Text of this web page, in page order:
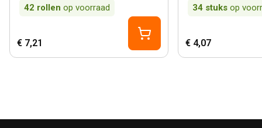
42 rollen op voorraad
€ 7,21
34 stuks op
€ 4,07